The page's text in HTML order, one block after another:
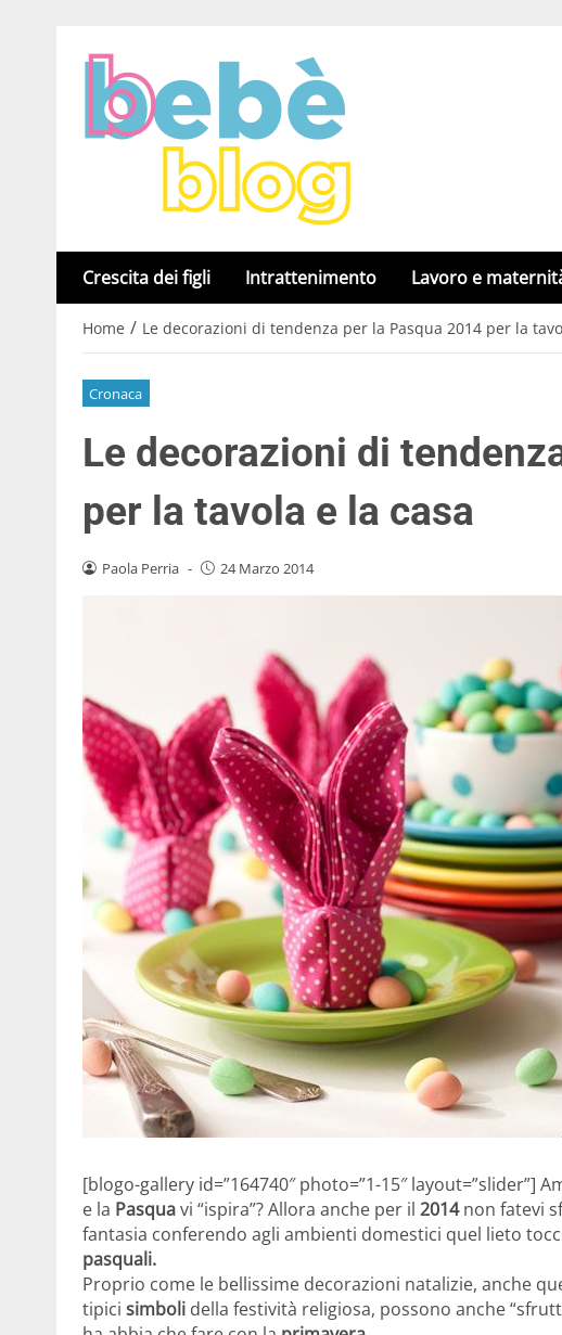
Crescita dei figli Intrattenimento Lavoro e
Home / Le decorazioni di tendenza per la Pasqua 2014 per la
Cronaca
Le decorazioni di
per la tavola e la casa
Paola Perria - 24 Marzo 2014
[blogo-gallery id=”164740″ photo=”1-15″ layout=”slider”]
e la Pasquavi “ispira”? Allora anche per il 2014non fatevi
fantasia conferendo agli ambienti domestici quel lieto
pasquali.
Proprio come le bellissime decorazioni natalizie, anche
tipici simboli della festività religiosa, possono anche